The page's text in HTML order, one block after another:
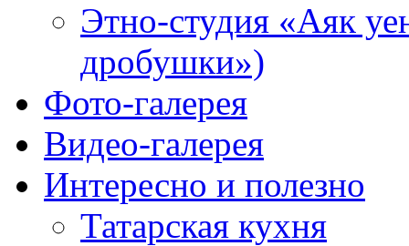
Этно-студия «Аяк
дробушки»)
Фото-галерея
Видео-галерея
Интересно и полезно
Татарская кухня